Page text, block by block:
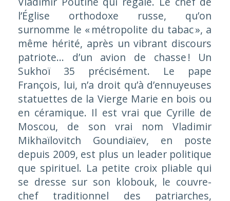
l’Église orthodoxe russe, qu’on
surnomme le « métropolite du tabac », a
même hérité, après un vibrant discours
patriote… d’un avion de chasse ! Un
Sukhoï 35 précisément. Le pape
François, lui, n’a droit qu’à d’ennuyeuses
statuettes de la Vierge Marie en bois ou
en céramique. Il est vrai que Cyrille de
Moscou, de son vrai nom Vladimir
Mikhaïlovitch Goundiaïev, en poste
depuis 2009, est plus un leader politique
que spirituel. La petite croix pliable qui
se dresse sur son klobouk, le couvre-
chef traditionnel des patriarches,